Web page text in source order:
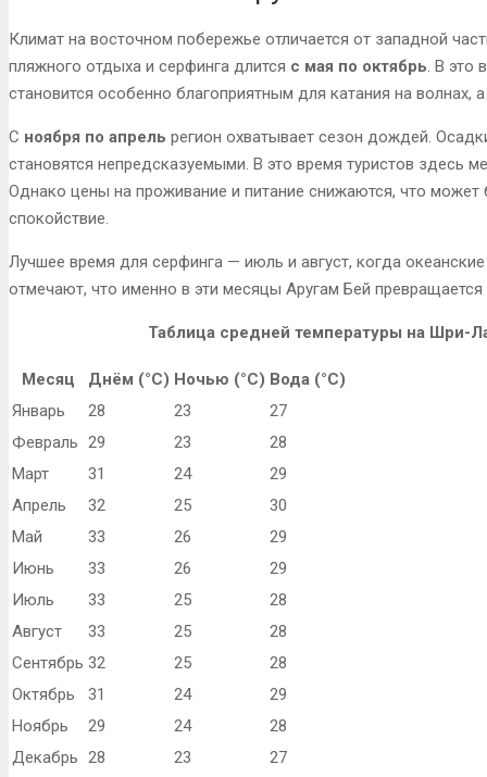
Климат на восточном побережье отличается от западной
пляжного отдыха и серфинга длится с мая по октябрь. В это
становится особенно благоприятным для катания на волнах,
С ноября по апрель регион охватывает сезон дождей.
становятся непредсказуемыми. В это время туристов здесь
Однако цены на проживание и питание снижаются, что может
спокойствие.
Лучшее время для серфинга — июль и август, когда
отмечают, что именно в эти месяцы Аругам Бей
Таблица средней температуры на Шри-
Месяц Днём (°C) Ночью (°C) Вода (°C)
Январь
28 23
27
Февраль 29 23
28
Март
31 24
29
Апрель
32 25
30
Май
33 26
29
Июнь
33 26
29
Июль
33 25
28
Август
33 25
28
Сентябрь 32 25
28
Октябрь
31 24
29
Ноябрь
29 24
28
Декабрь 28 23 27